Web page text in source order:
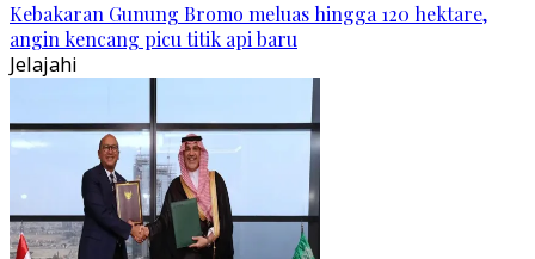
Kebakaran Gunung Bromo meluas hingga 120 hektare,
angin kencang picu titik api baru
Jelajahi